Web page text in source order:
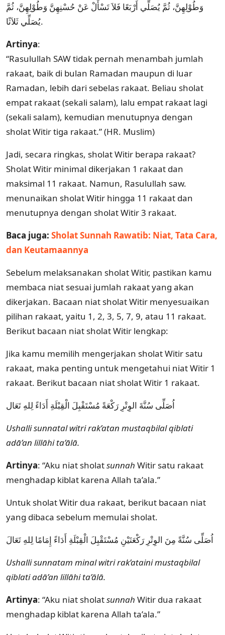
وَطُوْلِهِنَّ، ثُمَّ يُصَلِّي أَرْبَعًا فَلاَ تَسْأَلْ عَنْ حُسْنِهِنَّ وَطُوْلِهِنَّ، ثُمَّ
يُصَلِّي ثَلاَثًا.
Artinya:
“Rasulullah SAW tidak pernah menambah jumlah
rakaat, baik di bulan Ramadan maupun di luar
Ramadan, lebih dari sebelas rakaat. Beliau sholat
empat rakaat (sekali salam), lalu empat rakaat lagi
(sekali salam), kemudian menutupnya dengan
sholat Witir tiga rakaat.” (HR. Muslim)
Jadi, secara ringkas, sholat Witir berapa rakaat?
Sholat Witir minimal dikerjakan 1 rakaat dan
maksimal 11 rakaat. Namun, Rasulullah saw.
menunaikan sholat Witir hingga 11 rakaat dan
menutupnya dengan sholat Witir 3 rakaat.
Baca juga: Sholat Sunnah Rawatib: Niat, Tata Cara,
dan Keutamaannya
Sebelum melaksanakan sholat Witir, pastikan kamu
membaca niat sesuai jumlah rakaat yang akan
dikerjakan. Bacaan niat sholat Witir menyesuaikan
pilihan rakaat, yaitu 1, 2, 3, 5, 7, 9, atau 11 rakaat.
Berikut bacaan niat sholat Witir lengkap:
Jika kamu memilih mengerjakan sholat Witir satu
rakaat, maka penting untuk mengetahui niat Witir 1
rakaat. Berikut bacaan niat sholat Witir 1 rakaat.
اُصَلِّى سُنَّةَ الوِتْرِ رَكْعَةً مُسْتَقْبِلَ الْقِبْلَةِ أَدَاءً لِلهِ تَعَال
Ushalli sunnatal witri rak’atan mustaqbilal qiblati
adā’an lillāhi ta’ālā.
Artinya: “Aku niat sholatsunnah Witir satu rakaat
menghadap kiblat karena Allah ta’ala.”
Untuk sholat Witir dua rakaat, berikut bacaan niat
yang dibaca sebelum memulai sholat.
اُصَلِّى سُنَّةً مِنَ الوِتْرِ رَكْعَتَيْنِ مُسْتَقْبِلَ الْقِبْلَةِ أَدَاءً إِمَامًا لِلهِ تَعَالَ
Ushalli sunnatam minal witri rak’ataini mustaqbilal
qiblati adā’an lillāhi ta’ālā.
Artinya: “Aku niat sholatsunnah Witir dua rakaat
menghadap kiblat karena Allah ta’ala.”